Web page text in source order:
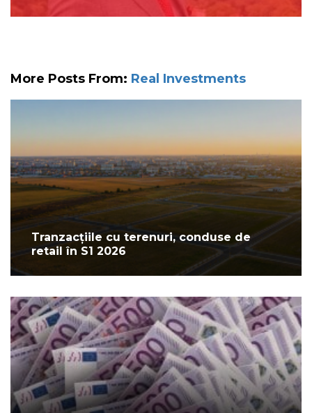
More Posts From: Real Investments
Tranzacțiile cu terenuri, conduse de
retail în S1 2026